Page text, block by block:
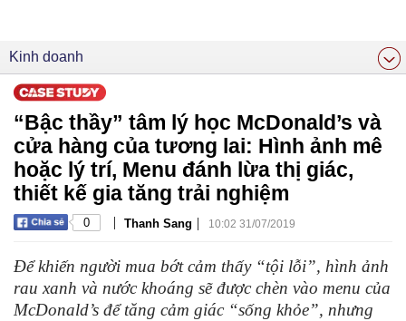
Kinh doanh
“Bậc thầy” tâm lý học McDonald’s và
cửa hàng của tương lai: Hình ảnh mê
hoặc lý trí, Menu đánh lừa thị giác,
thiết kế gia tăng trải nghiệm
0 | Thanh Sang | 10:02 31/07/2019
Để khiến người mua bớt cảm thấy “tội lỗi”, hình ảnh
rau xanh và nước khoáng sẽ được chèn vào menu của
McDonald’s để tăng cảm giác “sống khỏe”, nhưng